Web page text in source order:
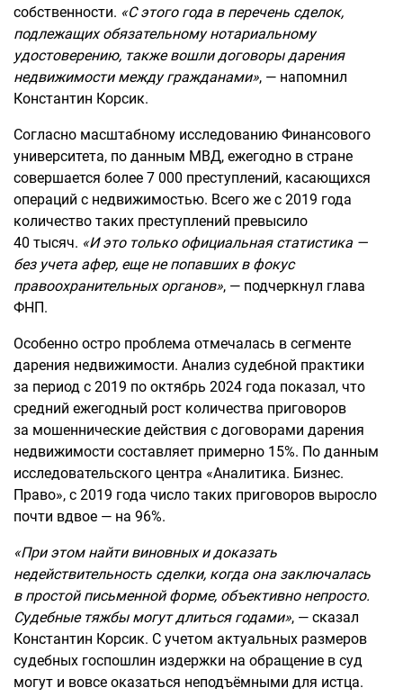
собственности. «С этого года в перечень сделок,
подлежащих обязательному нотариальному
удостоверению, также вошли договоры дарения
недвижимости между гражданами», — напомнил
Константин Корсик.
Согласно масштабному исследованию Финансового
университета, по данным МВД, ежегодно в стране
совершается более 7 000 преступлений, касающихся
операций с недвижимостью. Всего же с 2019 года
количество таких преступлений превысило
40 тысяч. «И это только официальная статистика —
без учета афер, еще не попавших в фокус
правоохранительных органов», — подчеркнул глава
ФНП.
Особенно остро проблема отмечалась в сегменте
дарения недвижимости. Анализ судебной практики
за период с 2019 по октябрь 2024 года показал, что
средний ежегодный рост количества приговоров
за мошеннические действия с договорами дарения
недвижимости составляет примерно 15%. По данным
исследовательского центра «Аналитика. Бизнес.
Право», с 2019 года число таких приговоров выросло
почти вдвое — на 96%.
«При этом найти виновных и доказать
недействительность сделки, когда она заключалась
в простой письменной форме, объективно непросто.
Судебные тяжбы могут длиться годами», — сказал
Константин Корсик. С учетом актуальных размеров
судебных госпошлин издержки на обращение в суд
могут и вовсе оказаться неподъёмными для истца.